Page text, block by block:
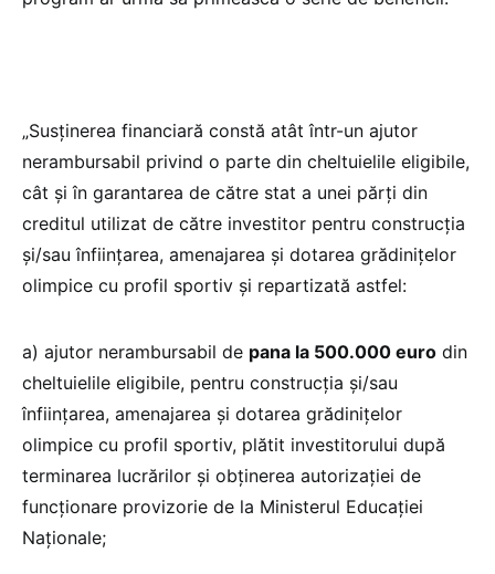
„Susţinerea financiară constă atât într-un ajutor
nerambursabil privind o parte din cheltuielile eligibile,
cât şi în garantarea de către stat a unei părţi din
creditul utilizat de către investitor pentru construcţia
şi/sau înfiinţarea, amenajarea şi dotarea grădiniţelor
olimpice cu profil sportiv şi repartizată astfel:
a) ajutor nerambursabil de pana la 500.000 euro din
cheltuielile eligibile, pentru construcţia şi/sau
înfiinţarea, amenajarea şi dotarea grădiniţelor
olimpice cu profil sportiv, plătit investitorului după
terminarea lucrărilor şi obţinerea autorizaţiei de
funcţionare provizorie de la Ministerul Educaţiei
Naţionale;